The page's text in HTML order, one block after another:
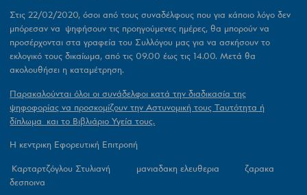
Στις 22/02/2020, όσοι από τους συναδέλφους που για κάποιο λόγο δεν
μπόρεσαν να ψηφήσουν τις προηγούμενες ημέρες, θα μπορούν να
προσέρχονται στα γραφεία του Συλλόγου μας για να ασκήσουν το
εκλογικό τους δικαίωμα, από τις 09.00 έως τις 14.00. Μετά θα
ακολουθήσει η καταμέτρηση.
Παρακαλούνται όλοι οι συνάδελφοι κατά την διαδικασία της
ψηφοφορίας να προσκομίζουν την Αστυνομική τους Ταυτότητα ή
δίπλωμα και το Βιβλιάριο Υγεία τους.
Η κεντρικη Εφορευτική Επιτροπή
Καρταρτζόγλου Στυλιανή μανιαδακη ελευθερια ζαρακα
δεσποινα